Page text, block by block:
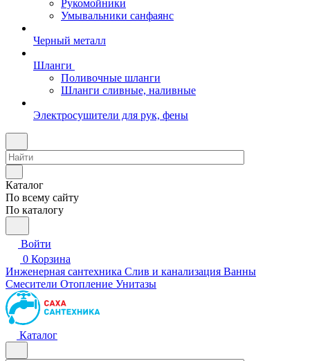
Рукомойники
Умывальники санфаянс
Черный металл
Шланги
Поливочные шланги
Шланги сливные, наливные
Электросушители для рук, фены
Каталог
По всему сайту
По каталогу
Войти
0 Корзина
Инженерная сантехника Слив и канализация Ванны
Смесители Отопление Унитазы
Каталог